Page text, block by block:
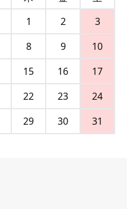
1
2
3
8 9
10
15 16
17
22 23
24
29 30 31